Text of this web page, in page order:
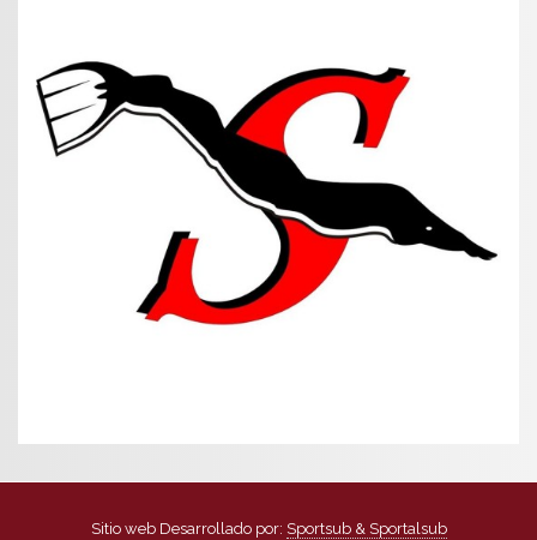
Sitio web Desarrollado por: Sportsub & Sportalsub